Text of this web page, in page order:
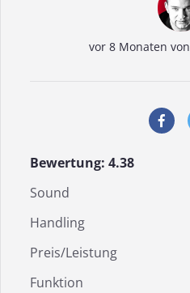
vor 8 Monaten von
Bewertung: 4.38
Sound
Handling
Preis/Leistung
Funktion